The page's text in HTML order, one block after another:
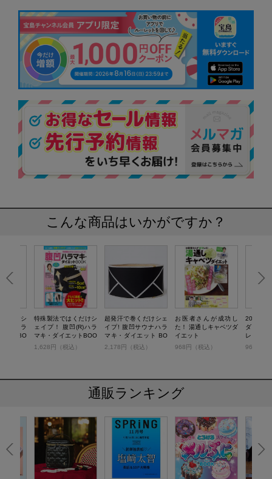
こんな商品はいかがですか？
だけシ
(R)ハラ
ット BO
特殊製法ではくだけシ
ェイプ！ 腹凹(R)ハラ
マキ・ダイエットBOO
K1,628円（税込）
超発汗で巻くだけシェ
イプ! 腹凹サウナハラ
マキ・ダイエット BO
OK
2,178円（税込）
お医者さんが成功し
た！ 湯通しキャベツダ
イエット
968円（税込）
20kgや
ダイエ
レンジ！
968円（
通販ランキング